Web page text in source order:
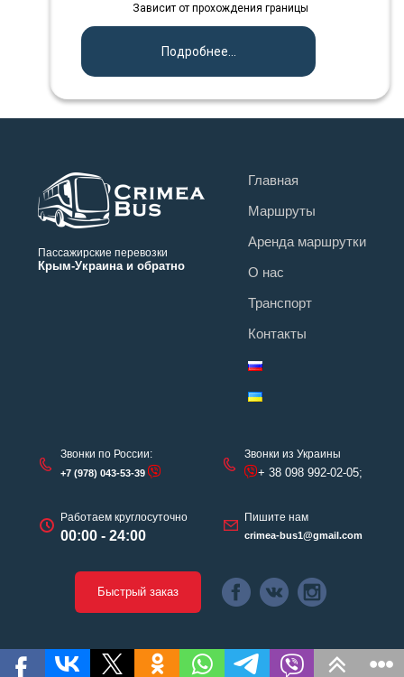
Зависит от прохождения границы
Подробнее...
Пассажирские перевозки
Крым-Украина и обратно
Главная
Маршруты
Аренда маршрутки
О нас
Транспорт
Контакты
Звонки по России:
+7 (978) 043-53-39
Работаем круглосуточно
00:00 - 24:00
Звонки из Украины
+ 38 098 992-02-05;
Пишите нам
crimea-bus1@gmail.com
Быстрый заказ